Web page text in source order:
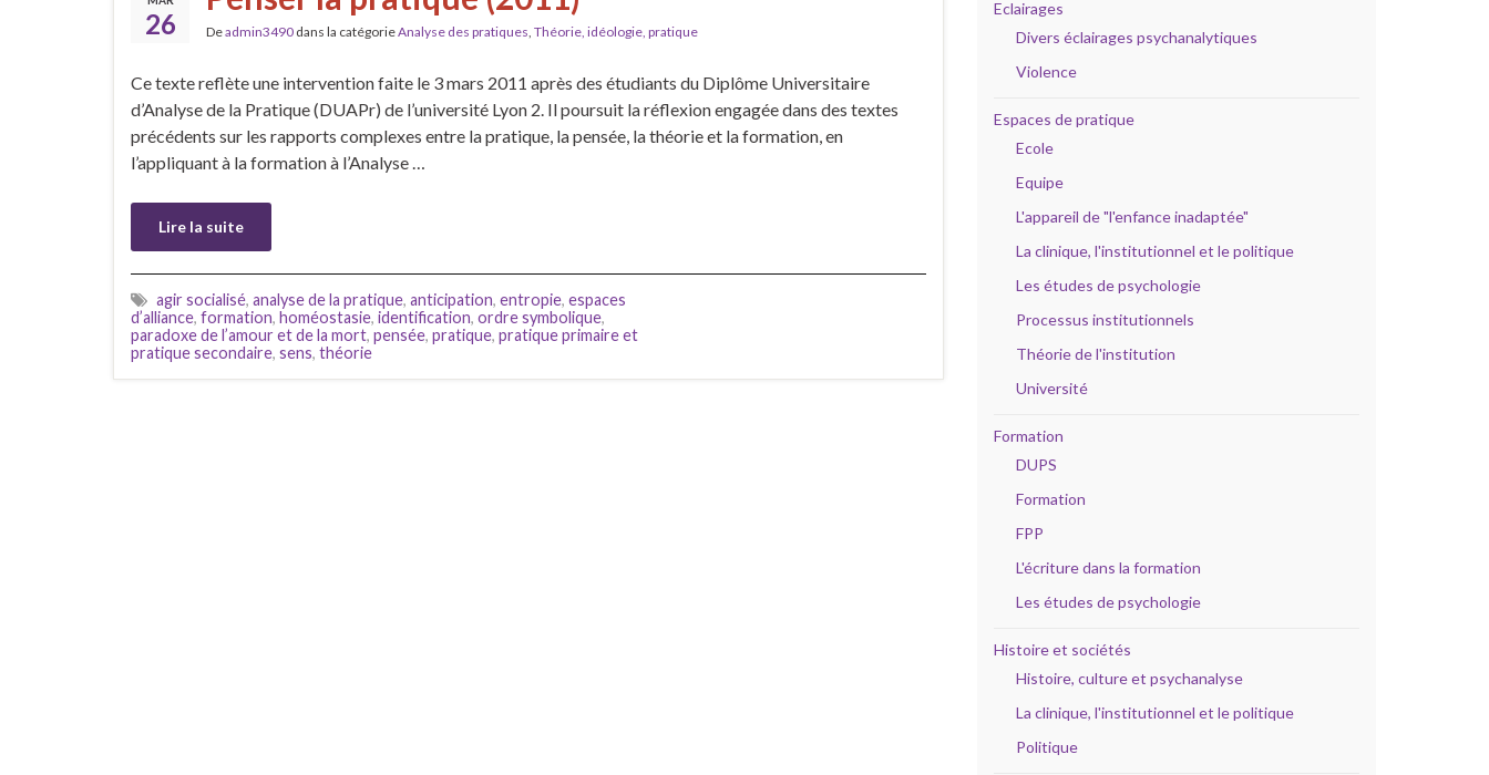
26 Deadmin3490 dans la catégorieAnalyse des pratiques Théorie, idéologie, pratique
Ce texte reflète une intervention faite le 3 mars 2011 après des étudiants du Diplôme Universitaire
d’Analyse de la Pratique (DUAPr) de l’université Lyon 2. Il poursuit la réflexion engagée dans des textes
précédents sur les rapports complexes entre la pratique, la pensée, la théorie et la formation, en
l’appliquant à la formation à l’Analyse …
Lire la suite
agir socialisé, analyse de la pratique, anticipation, entropie, espaces
d’alliance, formation, homéostasie, identification, ordre symbolique,
paradoxe de l’amour et de la mort, pensée, pratique, pratique primaire et
pratique secondaire, sens, théorie
Eclairages
Divers éclairages psychanalytiques
Violence
Espaces de pratique
Ecole
Equipe
L'appareil de "l'enfance inadaptée"
La clinique, l'institutionnel et le politique
Les études de psychologie
Processus institutionnels
Théorie de l'institution
Université
Formation
DUPS
Formation
FPP
L'écriture dans la formation
Les études de psychologie
Histoire et sociétés
Histoire, culture et psychanalyse
La clinique, l'institutionnel et le politique
Politique